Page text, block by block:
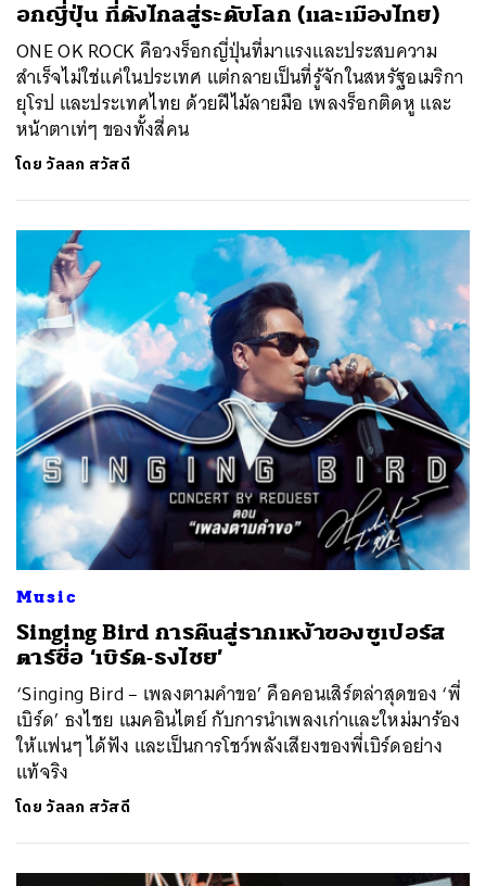
อกญี่ปุ่น ที่ดังไกลสู่ระดับโลก (และเมืองไทย)
ONE OK ROCK คือวงร็อกญี่ปุ่นที่มาแรงและประสบความ
สำเร็จไม่ใช่แค่ในประเทศ แต่กลายเป็นที่รู้จักในสหรัฐอเมริกา
ยุโรป และประเทศไทย ด้วยฝีไม้ลายมือ เพลงร็อกติดหู และ
หน้าตาเท่ๆ ของทั้งสี่คน
โดยวัลลภ สวัสดี
Music
Singing Bird การคืนสู่รากเหง้าของซูเปอร์ส
ตาร์ชื่อ ‘เบิร์ด-ธงไชย’
‘Singing Bird – เพลงตามคำขอ’ คือคอนเสิร์ตล่าสุดของ ‘พี่
เบิร์ด’ ธงไชย แมคอินไตย์ กับการนำเพลงเก่าและใหม่มาร้อง
ให้แฟนๆ ได้ฟัง และเป็นการโชว์พลังเสียงของพี่เบิร์ดอย่าง
แท้จริง
โดยวัลลภ สวัสดี